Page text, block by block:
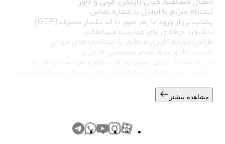
ثبت‌نام سریع با ایمیل یا شماره تماس
پشتیبانی از ورود با رمز عبور یا کد یک‌بار مصرف (OTP)
داشبورد حرفه‌ای برای مدیریت مسابقات
طراحی تجربه کاربری منطبق با استانداردهای جهانی
امنیت بالا و حفظ حریم خصوصی کاربران
مشاهده بیشتر